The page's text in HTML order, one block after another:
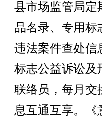
县市场监管局定
品名录、专用标
违法案件查处信
标志公益诉讼及
联络员，每月交
息互通互享。《